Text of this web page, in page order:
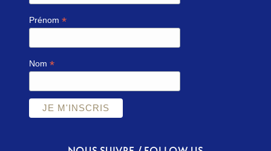
Prénom*
Nom*